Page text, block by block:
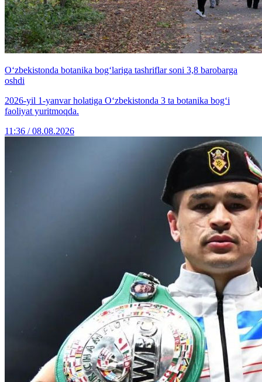
O‘zbekistonda botanika bog‘lariga tashriflar soni 3,8 barobarga
oshdi
2026-yil 1-yanvar holatiga O‘zbekistonda 3 ta botanika bog‘i
faoliyat yuritmoqda.
11:36 / 08.08.2026